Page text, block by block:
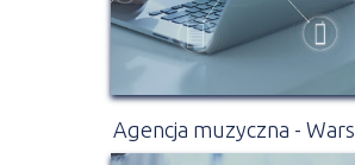
Agencja muzyczna -